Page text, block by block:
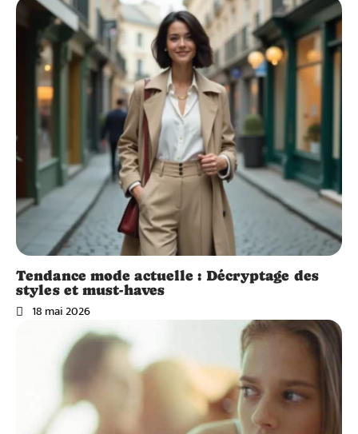
Tendance mode actuelle : Décryptage des
styles et must-haves
18 mai 2026